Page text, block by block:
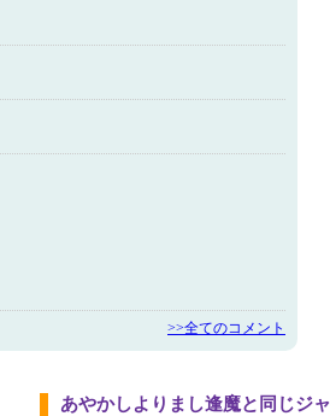
>>全てのコメント
あやかしよりまし逢魔と同じジャ